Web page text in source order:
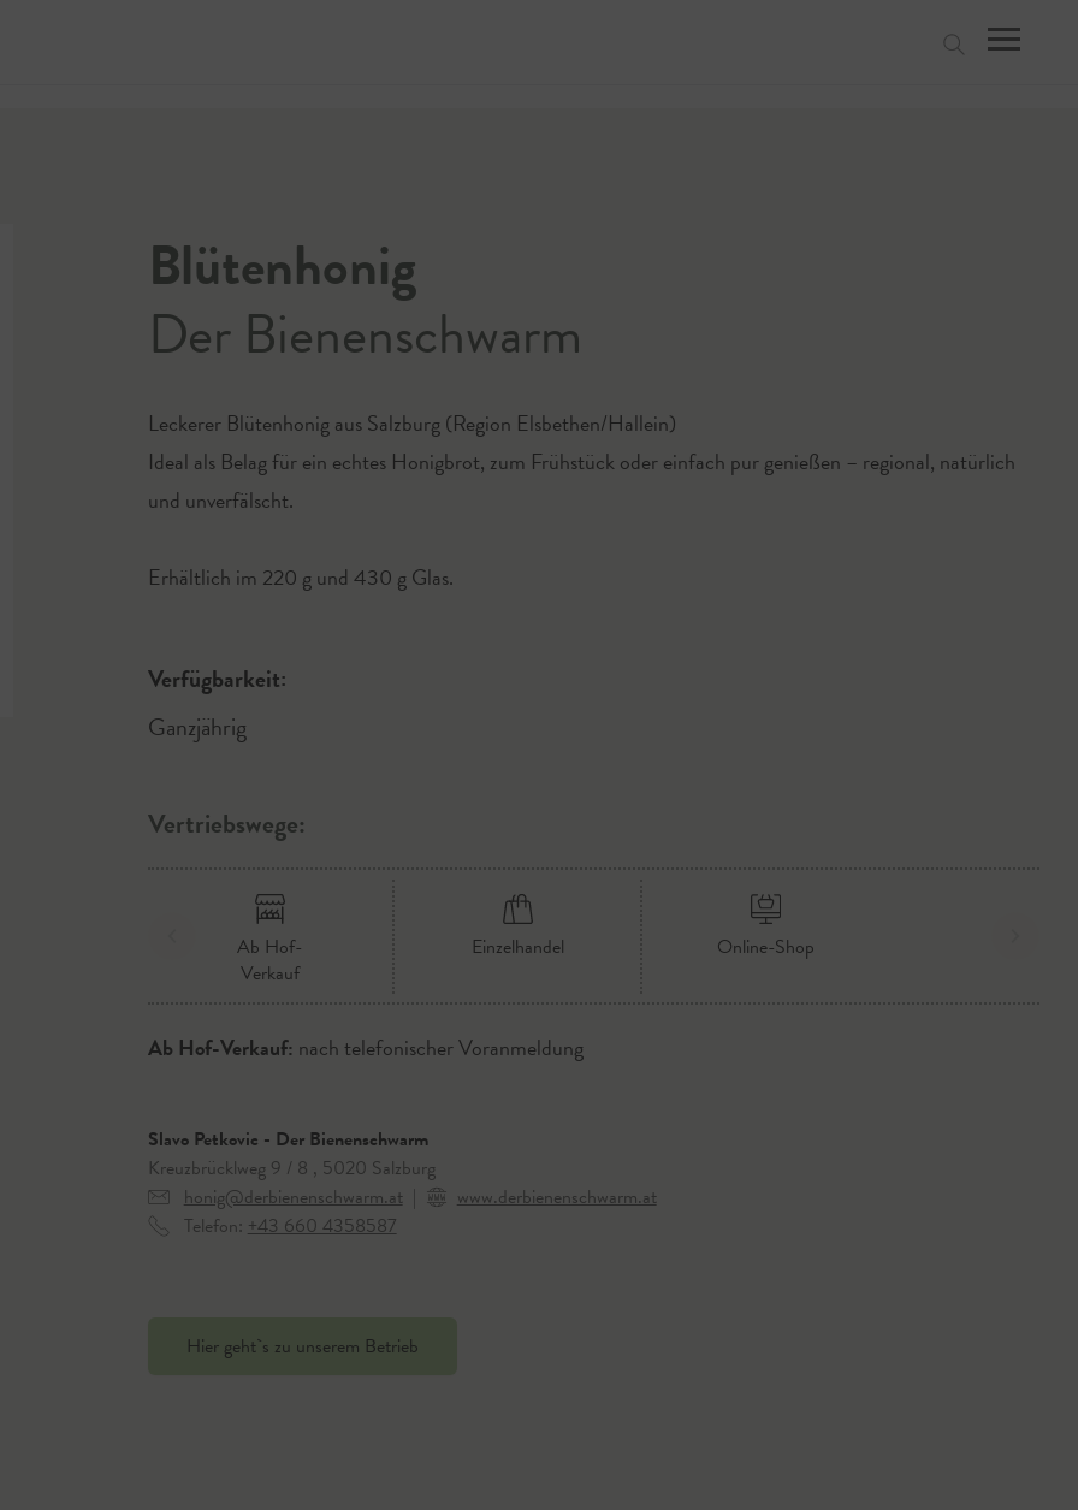
Blütenhonig
Der Bienenschwarm
Leckerer Blütenhonig aus Salzburg (Region Elsbethen/Hallein)
Ideal als Belag für ein echtes Honigbrot, zum Frühstück oder einfach pur genießen – regional, natürlich
und unverfälscht.
Erhältlich im 220 g und 430 g Glas.
Verfügbarkeit:
Ganzjährig
Vertriebswege:
Ab Hof-
Verkauf
Einzelhandel Online-Shop
Ab Hof-Verkauf: nach telefonischer Voranmeldung
Slavo Petkovic - Der Bienenschwarm
Kreuzbrücklweg 9 / 8 , 5020 Salzburg
honig@derbienenschwarm.at |
www.derbienenschwarm.at
Telefon: +43 660 4358587
Hier geht`s zu unserem Betrieb